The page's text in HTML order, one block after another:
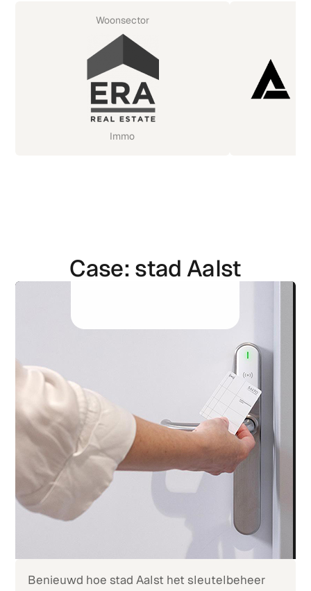
Woonsector
Immo
Case: stad Aalst
Benieuwd hoe stad Aalst het sleutelbeheer